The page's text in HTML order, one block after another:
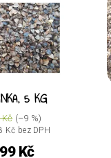
5 KG
Kč(–9 %)
Kč bez DPH
Kč